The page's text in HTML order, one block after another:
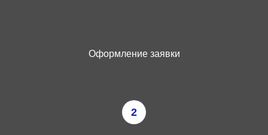
Оформление заявки
2